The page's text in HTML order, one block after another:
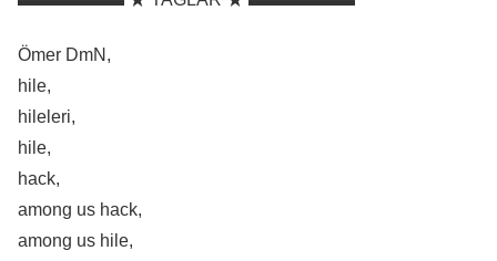
Ömer DmN,
hile,
hileleri,
hile,
hack,
among us hack,
among us hile,